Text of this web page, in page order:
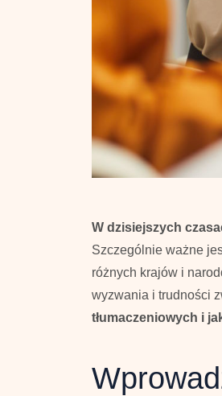
W dzisiejszych
Szczególnie ważne
różnych krajów i
wyzwania i trudności
tłumaczeniowych i